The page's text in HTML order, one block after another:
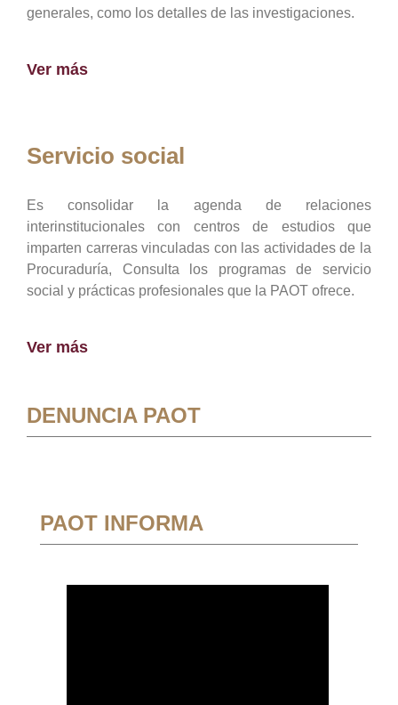
generales, como los detalles de las investigaciones.
Ver más
Servicio social
Es consolidar la agenda de relaciones
interinstitucionales con centros de estudios que
imparten carreras vinculadas con las actividades de la
Procuraduría, Consulta los programas de servicio
social y prácticas profesionales que la PAOT ofrece.
Ver más
DENUNCIA PAOT
PAOT INFORMA